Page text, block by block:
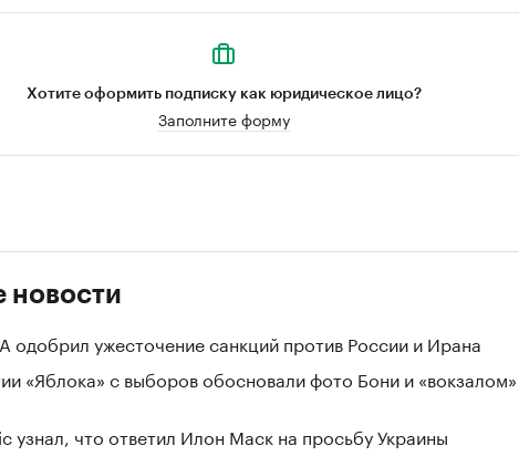
Хотите оформить подписку как юридическое лицо?
Заполните форму
новости
ужесточение санкций против России и Ирана
«Яблока» с выборов обосновали фото Бони и «вокзалом»
узнал, что ответил Илон Маск на просьбу Украины